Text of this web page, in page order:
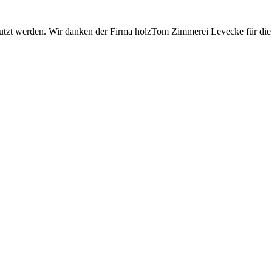
werden. Wir danken der Firma holzTom Zimmerei Levecke für die